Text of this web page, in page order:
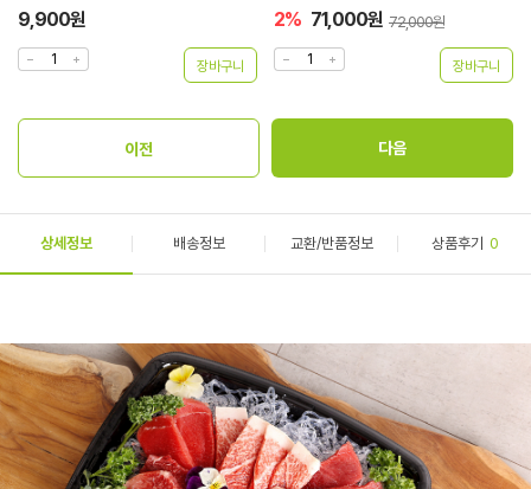
9,900원 2% 71,000원 72,000원
상세정보 배송정보 교환/반품정보 상품후기 0